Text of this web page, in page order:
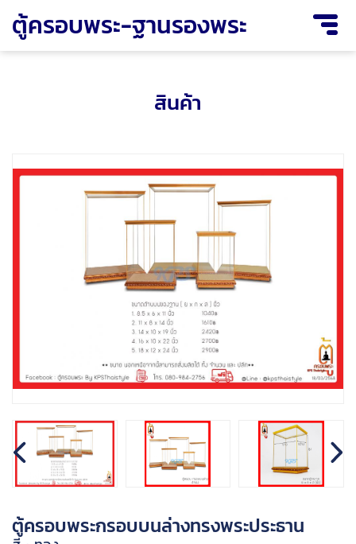
ตู้ครอบพระ-ฐานรองพระ
สินค้า
ตู้ครอบพระกรอบบนล่างทรงพระประธาน